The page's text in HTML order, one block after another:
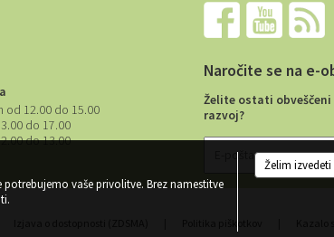
od 12.00 do 15.00
do 17.00
do 13.00
Naročite se na e-
Želite ostati
razvoj?
vaše privolitve. Brez namestitve
Želim izvedeti